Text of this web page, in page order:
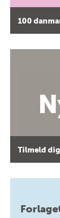
100
Tilmeld